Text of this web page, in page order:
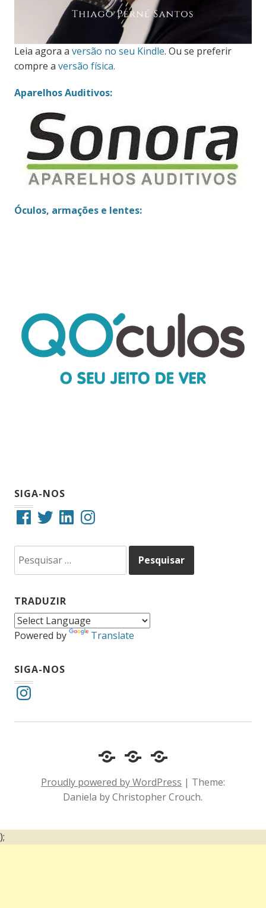
Leia agora a versão no seu Kindle. Ou se preferir
compre a versão física.
Aparelhos Auditivos:
Óculos, armações e lentes:
SIGA-NOS
FacebookTwitterLinkedInInstagram
por:
TRADUZIR
Powered by Translate
SIGA-NOS
Instagram
Cotidiano
Comportamento
Inclusão
e
Acessibilidade
Diário
um
surdo
Proudly powered by WordPress | Theme:
Daniela by Christopher Crouch.
);